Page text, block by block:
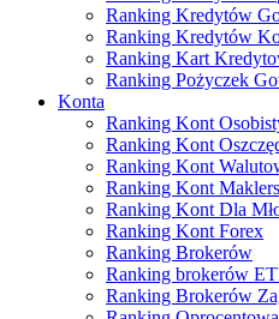
Ranking Kredytów
Ranking Kredytów
Ranking Kart
Ranking Pożyczek
Konta
Ranking Kont
Ranking Kont
Ranking Kont
Ranking Kont
Ranking Kont Dla
Ranking Kont Forex
Ranking Brokerów
Ranking brokerów
Ranking Brokerów